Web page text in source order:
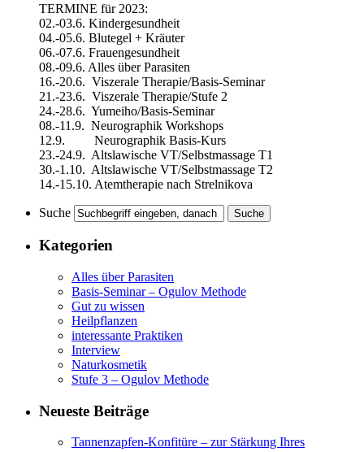
TERMINE für 2023:
02.-03.6. Kindergesundheit
04.-05.6. Blutegel + Kräuter
06.-07.6. Frauengesundheit
08.-09.6. Alles über Parasiten
16.-20.6. Viszerale Therapie/Basis-Seminar
21.-23.6. Viszerale Therapie/Stufe 2
24.-28.6. Yumeiho/Basis-Seminar
08.-11.9. Neurographik Workshops
12.9. Neurographik Basis-Kurs
23.-24.9. Altslawische VT/Selbstmassage T1
30.-1.10. Altslawische VT/Selbstmassage T2
14.-15.10. Atemtherapie nach Strelnikova
Suche
Kategorien
Alles über Parasiten
Basis-Seminar – Ogulov Methode
Gut zu wissen
Heilpflanzen
interessante Praktiken
Interview
Naturkosmetik
Stufe 3 – Ogulov Methode
Neueste Beiträge
Tannenzapfen-Konfitüre – zur Stärkung Ihres